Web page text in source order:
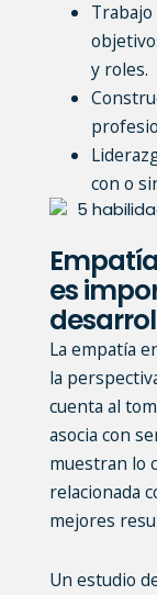
y roles.
con o
es
La empatía
la
cuenta al
asocia con
muestran lo
relacionada
mejores
Un estudio